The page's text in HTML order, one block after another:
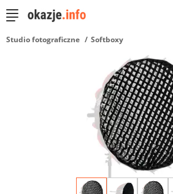
Studio fotograficzne Softboxy